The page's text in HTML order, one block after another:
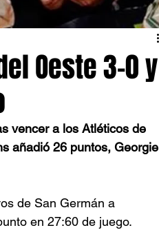
Oeste 3-0 y
vencer a los Atléticos de
añadió 26 puntos, Georgie
de San Germán a
en 27:60 de juego.